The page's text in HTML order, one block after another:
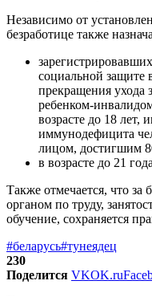
Независимо от
безработице также
социальной защите
прекращения ухода
ребенком-
возрасте до 18
иммунодефицита
лицом, достигшим
в возрасте до 21
Также отмечается, что
органом по труду,
обучение, сохраняется
#беларусь#тунеядец
230
Поделится VKOK.ru